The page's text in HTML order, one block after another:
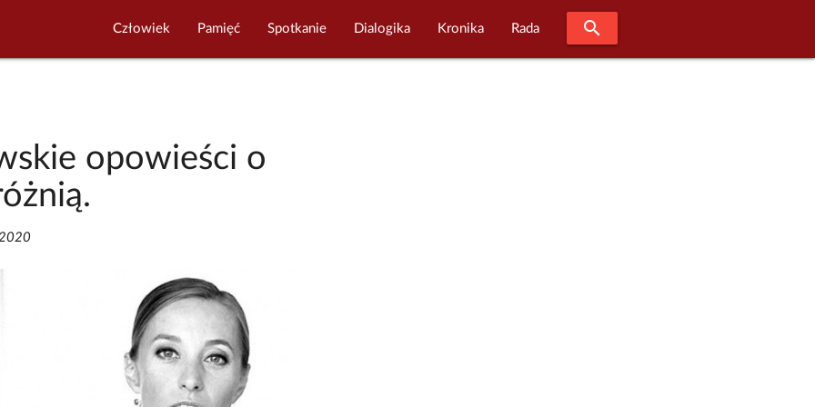
Człowiek Pamięć Spotkanie Dialogika Kronika Rada search
opowieści o